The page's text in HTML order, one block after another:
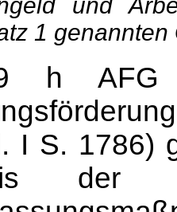
1
h AFG
I S. 1786)
der